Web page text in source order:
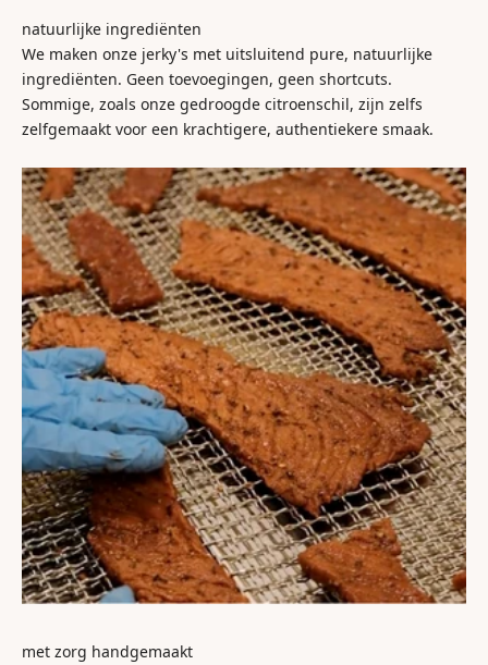
natuurlijke ingrediënten
We maken onze jerky's met uitsluitend pure, natuurlijke
ingrediënten. Geen toevoegingen, geen shortcuts.
Sommige, zoals onze gedroogde citroenschil, zijn zelfs
zelfgemaakt voor een krachtigere, authentiekere smaak.
met zorg handgemaakt